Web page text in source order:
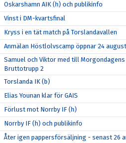
Oskarshamn AIK (h) och publikinfo
Vinst i DM-kvartsfinal
Kryss i en tät match på Torslandavallen
Anmälan Höstlolvscamp öppnar 24
Samuel och Viktor med till
Bruttotrupp 2
Torslanda IK (b)
Elias Younan klar för GAIS
Förlust mot Norrby IF (h)
Norrby IF (h) och publikinfo
Åter igen pappersförsäljning - senast 26